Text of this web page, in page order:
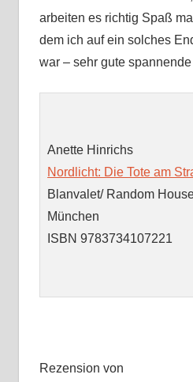
arbeiten es richtig Spaß
dem ich auf ein solches
war – sehr gute
Anette Hinrichs
Nordlicht: Die Tote am
Blanvalet/ Random
München
ISBN 9783734107221
Rezension von